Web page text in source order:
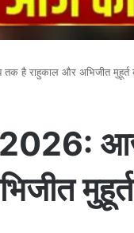
राहुकाल और अभिजीत मुहूर्त